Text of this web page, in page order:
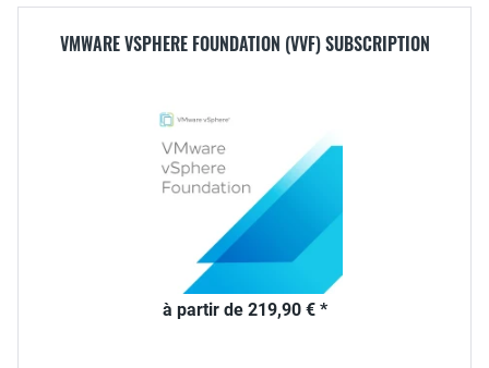
VMWARE VSPHERE FOUNDATION (VVF) SUBSCRIPTION
à partir de 219,90 € *